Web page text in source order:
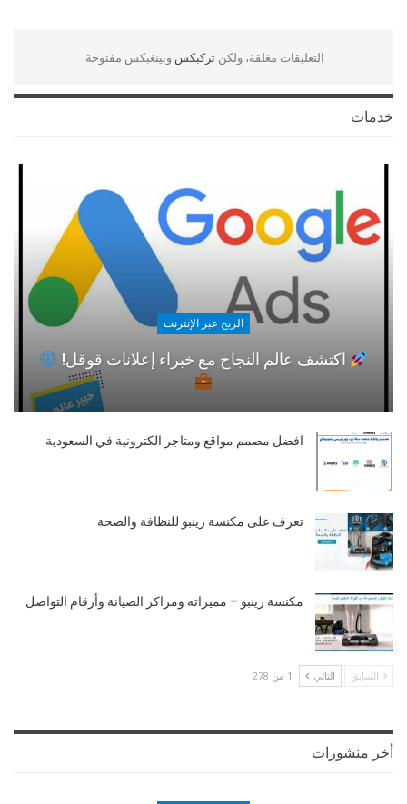
التعليقات مغلقة، ولكن تركبكس وبينغبكس مفتوحة.
خدمات
الربح عبر الإنترنت
اكتشف عالم النجاح مع خبراء إعلانات قوقل!
افضل مصمم مواقع ومتاجر الكترونية في السعودية
تعرف على مكنسة رينبو للنظافة والصحة
مكنسة رينبو – مميزاته ومراكز الصيانة وأرقام التواصل
السابق التالي 1 من 278
أخر منشورات